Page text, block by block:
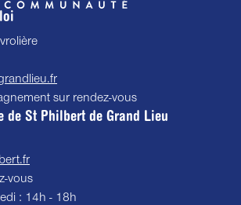
sur rendez-vous
de St Philbert de Grand Lieu
vous
: 14h - 18h